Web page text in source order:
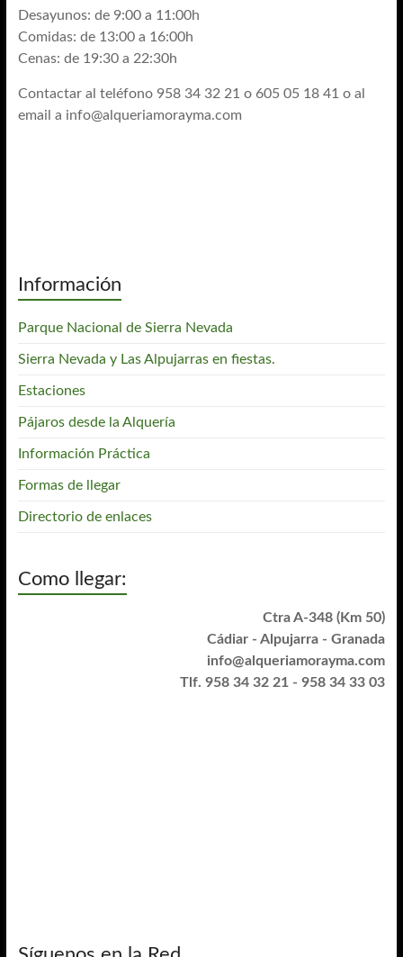
Desayunos: de 9:00 a 11:00h
Comidas: de 13:00 a 16:00h
Cenas: de 19:30 a 22:30h
Contactar al teléfono 958 34 32 21 o 605 05 18 41 o al
email a info@alqueriamorayma.com
Información
Parque Nacional de Sierra Nevada
Sierra Nevada y Las Alpujarras en fiestas.
Estaciones
Pájaros desde la Alquería
Información Práctica
Formas de llegar
Directorio de enlaces
Como llegar:
Ctra A-348 (Km 50)
Cádiar - Alpujarra - Granada
info@alqueriamorayma.com
Tlf. 958 34 32 21 - 958 34 33 03